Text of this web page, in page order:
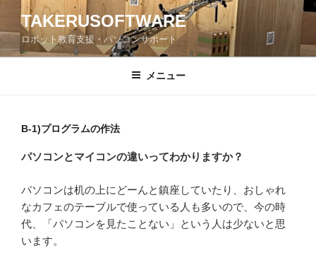
テ
ン
TAKERUSOFTWARE
ロボット教育支援・パソコンサポート
メニュー
B-1)プログラムの作法
パソコンとマイコンの違いってわかりますか？
パソコンは机の上にどーんと鎮座していたり、おしゃれ
なカフェのテーブルで使っている人も多いので、今の時
代、「パソコンを見たことない」という人は少ないと思
います。